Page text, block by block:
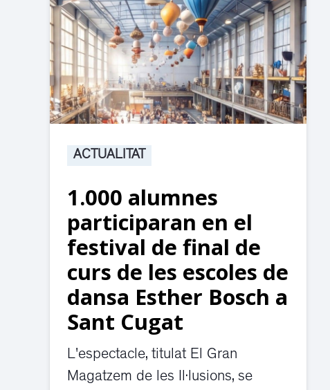
ACTUALITAT
1.000 alumnes
participaran en el
festival de final de
curs de les escoles de
dansa Esther Bosch a
Sant Cugat
L'espectacle, titulat El Gran
Magatzem de les Il·lusions, se